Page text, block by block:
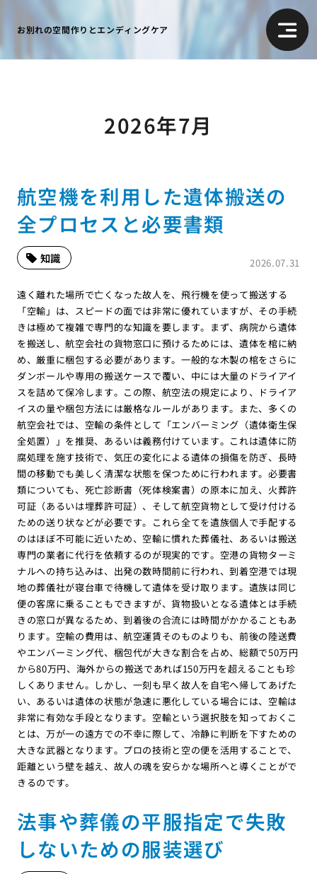
お別れの空間作りとエンディングケア
2026年7月
航空機を利用した遺体搬送の
全プロセスと必要書類
2026.07.31
知識
遠く離れた場所で亡くなった故人を、飛行機を使って搬送する
「空輸」は、スピードの面では非常に優れていますが、その手続
きは極めて複雑で専門的な知識を要します。まず、病院から遺体
を搬送し、航空会社の貨物窓口に預けるためには、遺体を棺に納
め、厳重に梱包する必要があります。一般的な木製の棺をさらに
ダンボールや専用の搬送ケースで覆い、中には大量のドライアイ
スを詰めて保冷します。この際、航空法の規定により、ドライア
イスの量や梱包方法には厳格なルールがあります。また、多くの
航空会社では、空輸の条件として「エンバーミング（遺体衛生保
全処置）」を推奨、あるいは義務付けています。これは遺体に防
腐処理を施す技術で、気圧の変化による遺体の損傷を防ぎ、長時
間の移動でも美しく清潔な状態を保つために行われます。必要書
類についても、死亡診断書（死体検案書）の原本に加え、火葬許
可証（あるいは埋葬許可証）、そして航空貨物として受け付ける
ための送り状などが必要です。これら全てを遺族個人で手配する
のはほぼ不可能に近いため、空輸に慣れた葬儀社、あるいは搬送
専門の業者に代行を依頼するのが現実的です。空港の貨物ターミ
ナルへの持ち込みは、出発の数時間前に行われ、到着空港では現
地の葬儀社が寝台車で待機して遺体を受け取ります。遺族は同じ
便の客席に乗ることもできますが、貨物扱いとなる遺体とは手続
きの窓口が異なるため、到着後の合流には時間がかかることもあ
ります。空輸の費用は、航空運賃そのものよりも、前後の陸送費
やエンバーミング代、梱包代が大きな割合を占め、総額で50万円
から80万円、海外からの搬送であれば150万円を超えることも珍
しくありません。しかし、一刻も早く故人を自宅へ帰してあげた
い、あるいは遺体の状態が急速に悪化している場合には、空輸は
非常に有効な手段となります。空輸という選択肢を知っておくこ
とは、万が一の遠方での不幸に際して、冷静に判断を下すための
大きな武器となります。プロの技術と空の便を活用することで、
距離という壁を越え、故人の魂を安らかな場所へと導くことがで
きるのです。
法事や葬儀の平服指定で失敗
しないための服装選び